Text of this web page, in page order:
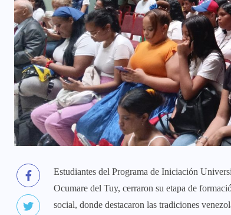
Estudiantes del Programa de Iniciación
Ocumare del Tuy, cerraron su etapa de
social, donde destacaron las tradiciones